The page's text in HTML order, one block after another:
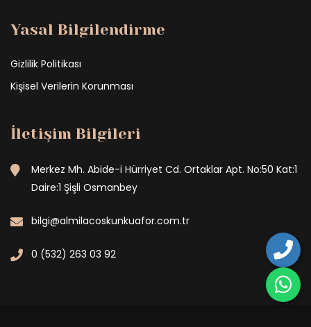
Yasal Bilgilendirme
Gizlilik Politikası
Kişisel Verilerin Korunması
İletişim Bilgileri
Merkez Mh. Abide-i Hürriyet Cd. Ortaklar Apt. No:50 Kat:1
Daire:1 Şişli Osmanbey
bilgi@almilacoskunkuafor.com.tr
0 (532) 263 03 92